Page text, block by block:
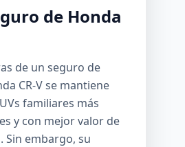
de Honda
de un seguro de
CR-V se mantiene
familiares más
y con mejor valor de
Sin embargo, su